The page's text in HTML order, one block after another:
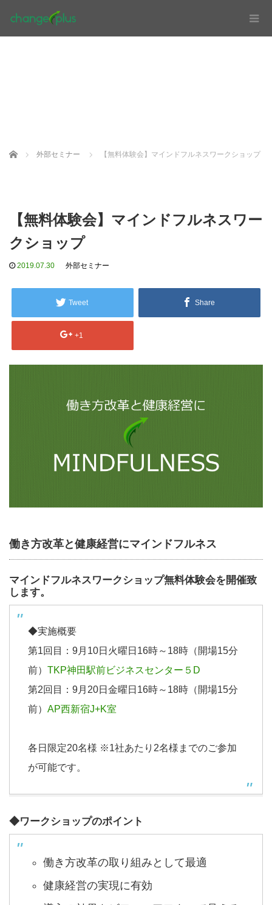
Home 外部セミナー 【無料体験会】マインドフルネスワークショップ
【無料体験会】マインドフルネスワー
クショップ
2019.07.30 外部セミナー
Tweet Share
+1
働き方改革と健康経営にマインドフルネス
マインドフルネスワークショップ無料体験会を開催致
します。
◆実施概要
第1回目：9月10日火曜日16時～18時（開場15分
前） TKP神田駅前ビジネスセンター５D
第2回目：9月20日金曜日16時～18時（開場15分
前） AP西新宿J+K室
各日限定20名様 ※1社あたり2名様までのご参加
が可能です。
◆ワークショップのポイント
働き方改革の取り組みとして最適
健康経営の実現に有効